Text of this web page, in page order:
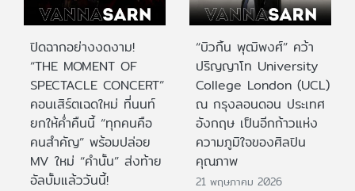
ปิดฉากอย่างงดงาม!
“THE MOMENT OF
SPECTACLE CONCERT”
คอนเสิร์ตเฉดใหม่ ที่นนท์
ยกให้ค่ำคืนนี้ “ทุกคนคือ
คนสำคัญ” พร้อมปล่อย
MV ใหม่ “คำนั้น” ส่งท้าย
อัลบั้มแล้ววันนี้!
“บิวกิ้น พุฒิพงศ์” คว้า
ปริญญาโท University
College London (UCL)
ณ กรุงลอนดอน ประเทศ
อังกฤษ เป็นอีกก้าวแห่ง
ความภูมิใจของศิลปิน
คุณภาพ
21 พฤษภาคม 2026